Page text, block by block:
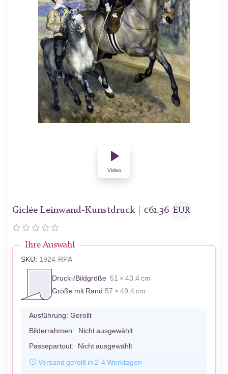
Video
Giclée Leinwand-Kunstdruck | €61.36 EUR
Ihre Auswahl
SKU: 1924-RPA
Druck-/Bildgröße 51 × 43.4 cm
Größe mit Rand 57 × 49.4 cm
Ausführung: Gerollt
Bilderrahmen: Nicht ausgewählt
Passepartout: Nicht ausgewählt
Versand gerollt in 2-4 Werktagen